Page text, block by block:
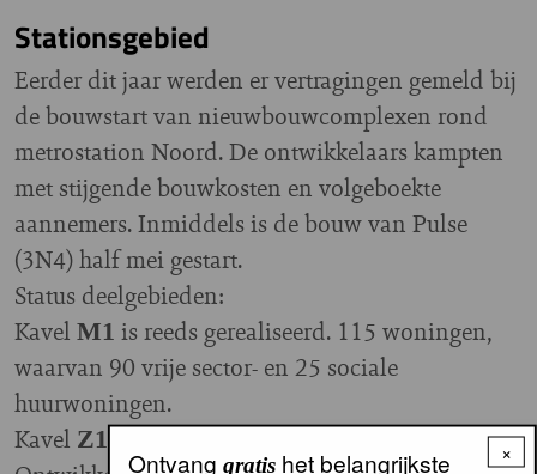
Stationsgebied
Eerder dit jaar werden er vertragingen gemeld bij
de bouwstart van nieuwbouwcomplexen rond
metrostation Noord. De ontwikkelaars kampten
met stijgende bouwkosten en volgeboekte
aannemers. Inmiddels is de bouw van Pulse
(3N4) half mei gestart.
Status deelgebieden:
Kavel M1 is reeds gerealiseerd. 115 woningen,
waarvan 90 vrije sector- en 25 sociale
huurwoningen.
Kavel Z1. 288 sociale huurwoningen.
×
Ontvang gratishet belangrijkste